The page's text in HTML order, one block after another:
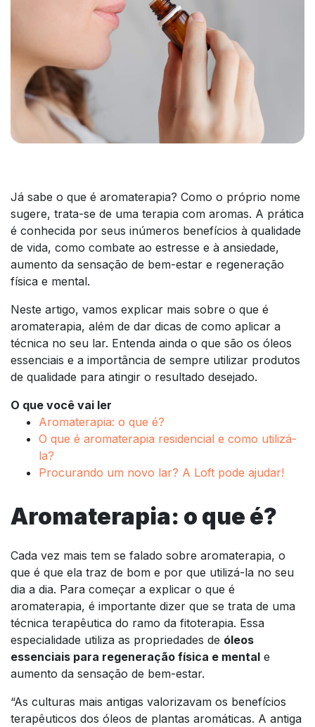
Já sabe o que é aromaterapia? Como o próprio nome
sugere, trata-se de uma terapia com aromas. A prática
é conhecida por seus inúmeros benefícios à qualidade
de vida, como combate ao estresse e à ansiedade,
aumento da sensação de bem-estar e regeneração
física e mental.
Neste artigo, vamos explicar mais sobre o que é
aromaterapia, além de dar dicas de como aplicar a
técnica no seu lar. Entenda ainda o que são os óleos
essenciais e a importância de sempre utilizar produtos
de qualidade para atingir o resultado desejado.
O que você vai ler
Aromaterapia: o que é?
O que é aromaterapia residencial e como utilizá-
la?
Procurando um novo lar? A Loft pode ajudar!
Aromaterapia: o que é?
Cada vez mais tem se falado sobre aromaterapia, o
que é que ela traz de bom e por que utilizá-la no seu
dia a dia. Para começar a explicar o que é
aromaterapia, é importante dizer que se trata de uma
técnica terapêutica do ramo da fitoterapia. Essa
especialidade utiliza as propriedades de óleos
essenciais para regeneração física e mental e
aumento da sensação de bem-estar.
“As culturas mais antigas valorizavam os benefícios
terapêuticos dos óleos de plantas aromáticas. A antiga